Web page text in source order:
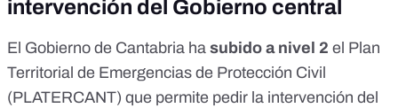
intervención del Gobierno central
El Gobierno de Cantabria ha subido a nivel 2 el Plan
Territorial de Emergencias de Protección Civil
(PLATERCANT) que permite pedir la intervención del